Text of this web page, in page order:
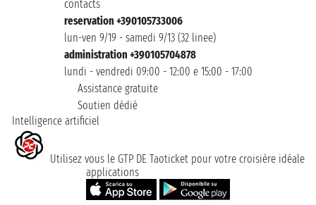
contacts
reservation +390105733006
lun-ven 9/19 - samedi 9/13 (32 linee)
administration +390105704878
lundi - vendredi 09:00 - 12:00 e 15:00 - 17:00
Assistance gratuite
Soutien dédié
Intelligence artificiel
Utilisez vous le GTP DE Taoticket pour votre croisière idéale
applications